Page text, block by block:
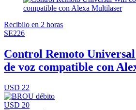
Recibilo en 2 horas
SE226
Control Remoto
de voz compatible con
USD 22
USD 20